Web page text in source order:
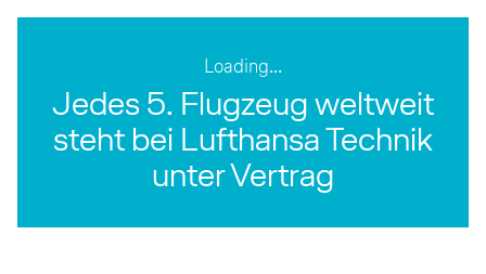
Loading...
Jedes 5. Flugzeug weltweit
steht bei Lufthansa Technik
unter Vertrag